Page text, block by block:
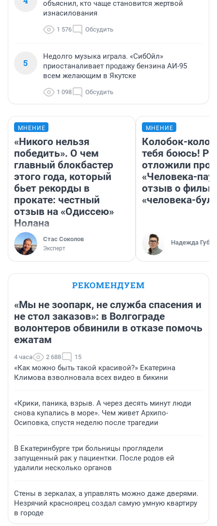
объяснил, кто чаще становится жертвой
изнасилования
1 576 Обсудить
5
Недолго музыка играла. «СибОйл»
приостаналивает продажу бензина АИ-95
всем желающим в Якутске
1 098 Обсудить
МНЕНИЕ
«Никого нельзя
победить». О чем
главный блокбастер
этого года, который
бьет рекорды в
прокате: честный
отзыв на «Одиссею»
Нолана
Стас Соколов
Эксперт
МНЕНИЕ
Колобок-
тебя боюсь!
отложили
«Человека-
отзыв о
«человека-
Надежда
РЕКОМЕНДУЕМ
«Мы не зоопарк, не служба спасения и
не стол заказов»: в Волгограде
волонтеров обвинили в отказе помочь
ежатам
4 часа 2 688 15
«Как можно быть такой красивой?» Екатерина
Климова взволновала всех видео в бикини
«Крики, паника, взрыв. А через десять минут люди
снова купались в море». Чем живет Архипо-
Осиповка, спустя неделю после трагедии
В Екатеринбурге три больницы проглядели
запущенный рак у пациентки. После родов ей
удалили несколько органов
Стены в зеркалах, а управлять можно даже дверями.
Незрячий красноярец создал самую умную квартиру
в городе